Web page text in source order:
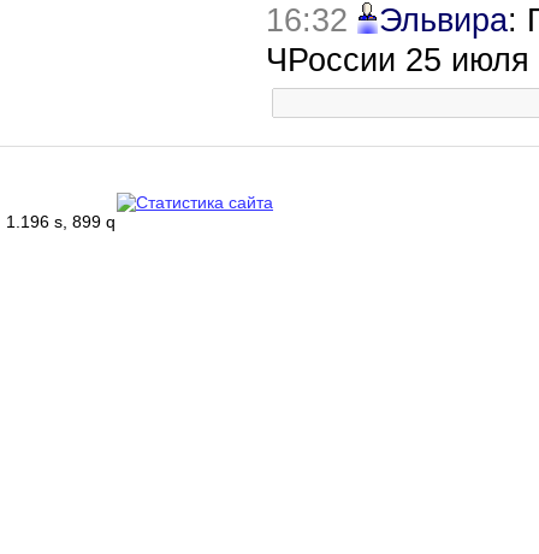
16:32
Эльвира:
ЧРоссии 25 июля
1.196 s, 899 q